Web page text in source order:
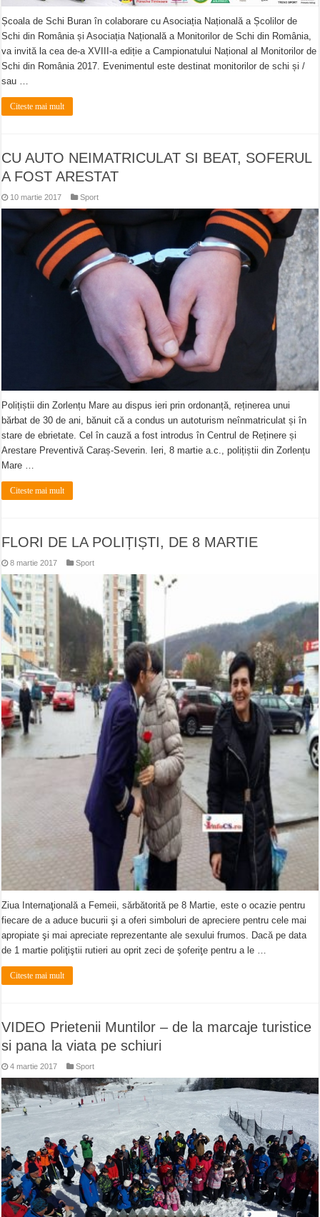
Școala de Schi Buran în colaborare cu Asociația Națională a Școlilor de
Schi din România și Asociația Națională a Monitorilor de Schi din România,
va invită la cea de-a XVIII-a ediție a Campionatului Național al Monitorilor de
Schi din România 2017. Evenimentul este destinat monitorilor de schi și /
sau …
Citeste mai mult
CU AUTO NEIMATRICULAT SI BEAT, SOFERUL
A FOST ARESTAT
10 martie 2017 Sport
Polițiștii din Zorlențu Mare au dispus ieri prin ordonanță, reținerea unui
bărbat de 30 de ani, bănuit că a condus un autoturism neînmatriculat și în
stare de ebrietate. Cel în cauză a fost introdus în Centrul de Reținere și
Arestare Preventivă Caraș-Severin. Ieri, 8 martie a.c., polițiștii din Zorlențu
Mare …
Citeste mai mult
FLORI DE LA POLIȚIȘTI, DE 8 MARTIE
8 martie 2017 Sport
Ziua Internaţională a Femeii, sărbătorită pe 8 Martie, este o ocazie pentru
fiecare de a aduce bucurii şi a oferi simboluri de apreciere pentru cele mai
apropiate şi mai apreciate reprezentante ale sexului frumos. Dacă pe data
de 1 martie poliţiştii rutieri au oprit zeci de şoferiţe pentru a le …
Citeste mai mult
VIDEO Prietenii Muntilor – de la marcaje turistice
si pana la viata pe schiuri
4 martie 2017 Sport